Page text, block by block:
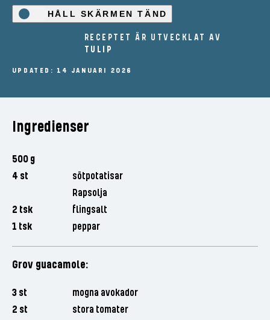
HÅLL SKÄRMEN TÄND
RECEPTET ÄR UTVECKLAT AV
TULIP
UPDATED: 14 JANUARI 2026
Ingredienser
500 g
4 st
sötpotatisar
Rapsolja
2 tsk
flingsalt
1 tsk
peppar
Grov guacamole:
3 st
mogna avokador
2 st
stora tomater